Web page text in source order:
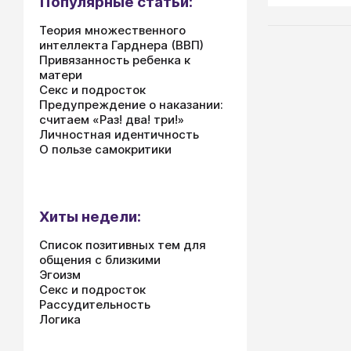
Теория множественного
интеллекта Гарднера (ВВП)
Привязанность ребенка к
матери
Секс и подросток
Предупреждение о наказании:
считаем «Раз! два! три!»
Личностная идентичность
О пользе самокритики
Хиты недели:
Список позитивных тем для
общения с близкими
Эгоизм
Секс и подросток
Рассудительность
Логика